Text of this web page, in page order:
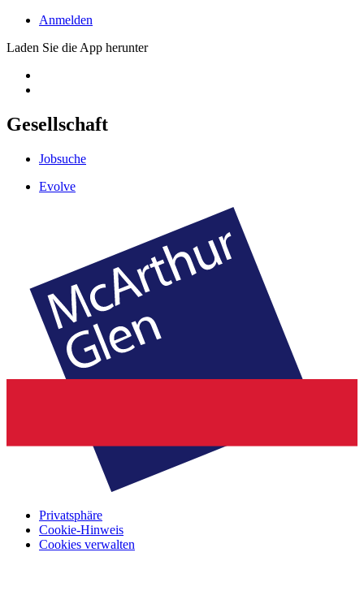
Anmelden
Laden Sie die App herunter
Gesellschaft
Jobsuche
Evolve
Privatsphäre
Cookie-Hinweis
Cookies verwalten